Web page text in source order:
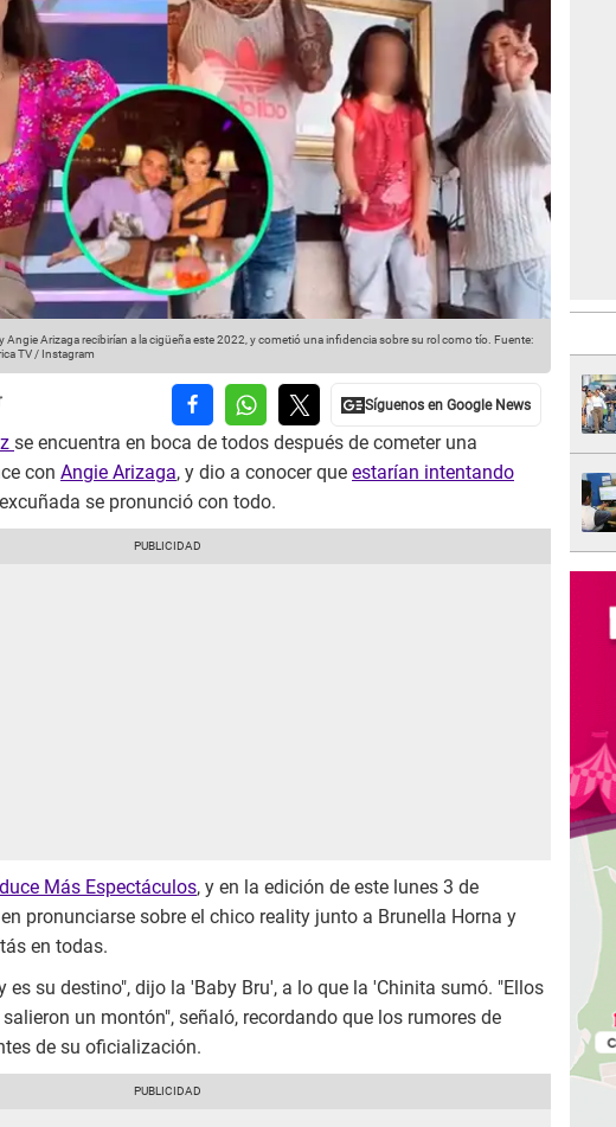
Arizaga recibirían a la cigüeña este 2022, y cometió una infidencia sobre su rol como tío. Fuente:
TV / Instagram
se encuentra en boca de todos después de cometer una
con Angie Arizaga, y dio a conocer que estarían intentando
se pronunció con todo.
Más Espectáculos, y en la edición de este lunes 3 de
pronunciarse sobre el chico reality junto a Brunella Horna y
en todas.
es su destino", dijo la 'Baby Bru', a lo que la 'Chinita sumó. "Ellos
un montón", señaló, recordando que los rumores de
de su oficialización.